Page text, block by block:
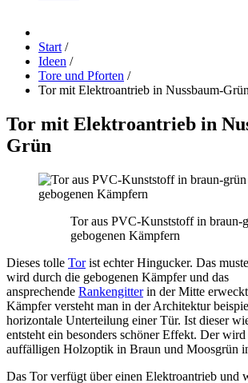
Start /
Ideen /
Tore und Pforten /
Tor mit Elektroantrieb in Nussbaum-Grün
Tor mit Elektroantrieb in
Grün
Tor aus PVC-Kunststoff in braun-
gebogenen Kämpfern
Dieses tolle Torist echter Hingucker. Das
wird durch die gebogenen Kämpfer und das
ansprechende Rankengitterin der Mitte
Kämpfer versteht man in der Architektur
horizontale Unterteilung einer Tür. Ist dieser
entsteht ein besonders schöner Effekt. Der
auffälligen Holzoptik in Braun und Moosgrün
Das Tor verfügt über einen Elektroantrieb und